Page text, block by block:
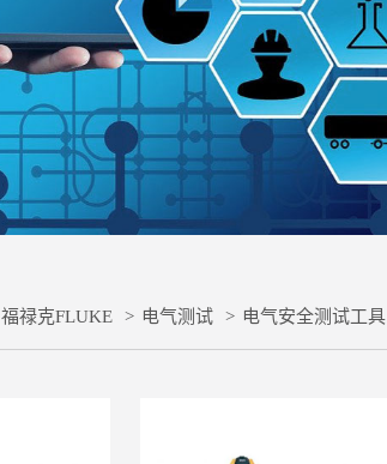
福禄克FLUKE > 电气测试 > 电气安全测试工具